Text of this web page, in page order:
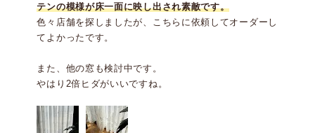
テンの模様が床一面に映し出され素敵です。
色々店舗を探しましたが、こちらに依頼してオーダーし
てよかったです。
また、他の窓も検討中です。
やはり2倍ヒダがいいですね。